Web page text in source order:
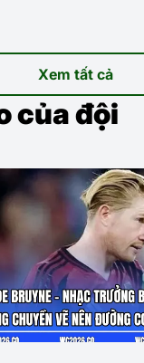
Xem tất cả
của đội